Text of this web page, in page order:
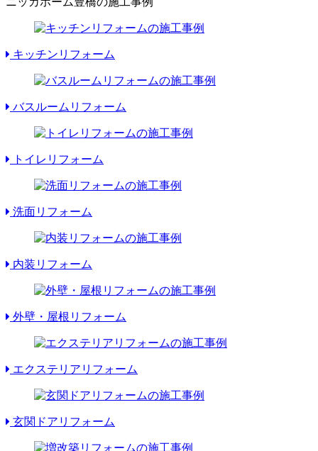
キッチンリフォーム
バスルームリフォーム
トイレリフォーム
洗面リフォーム
内装リフォーム
外壁・屋根リフォーム
エクステリアリフォーム
玄関ドアリフォーム